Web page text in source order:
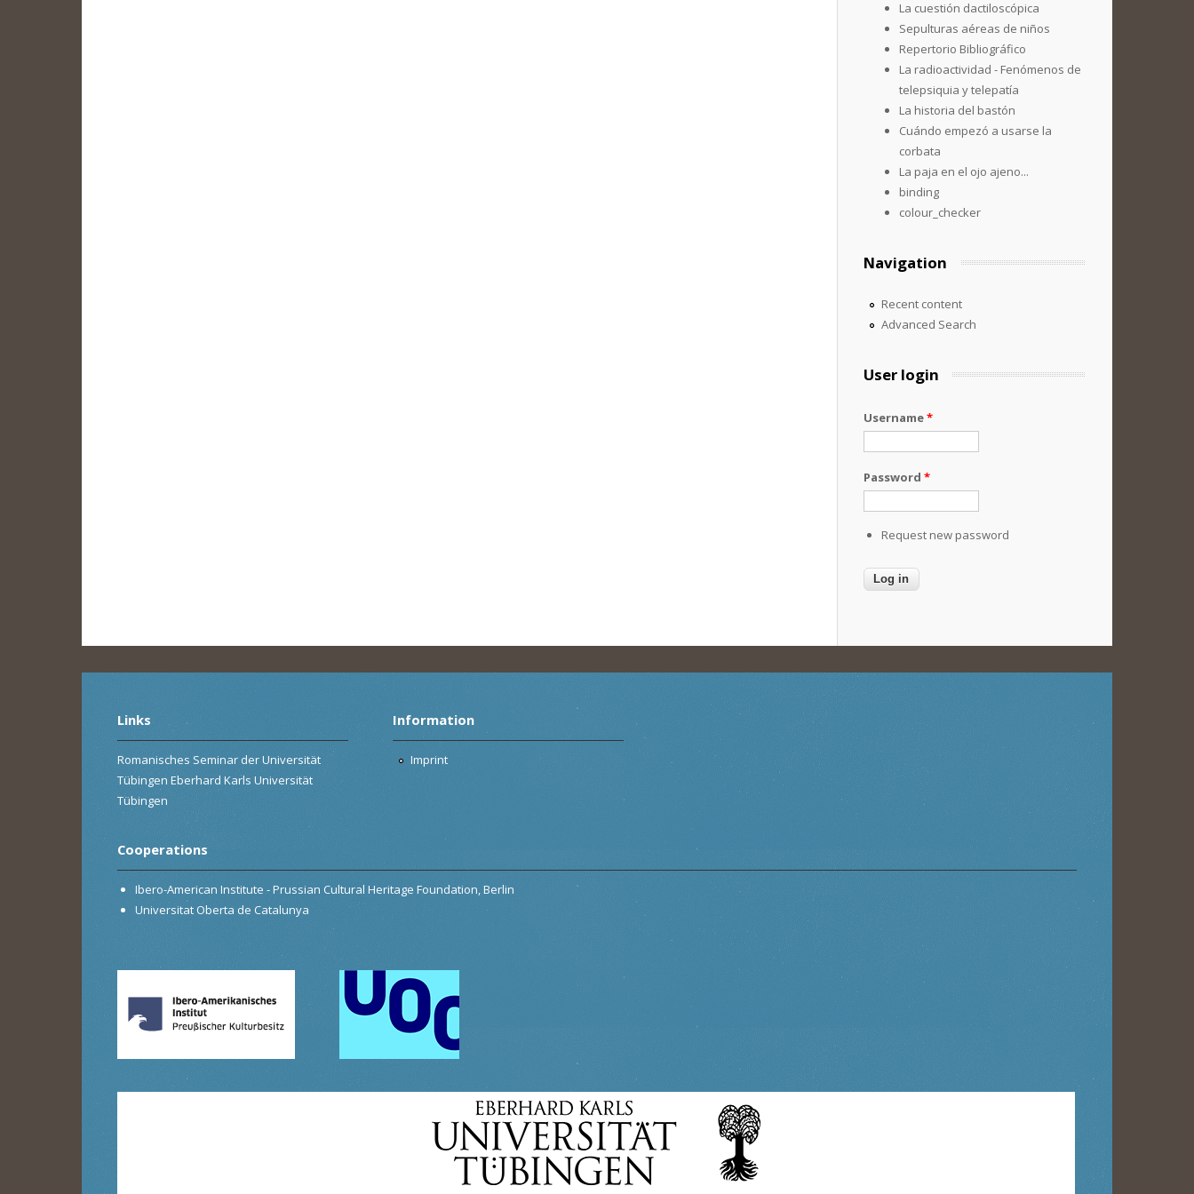
La cuestión dactiloscópica
Sepulturas aéreas de niños
Repertorio Bibliográfico
La radioactividad - Fenómenos de
telepsiquia y telepatía
La historia del bastón
Cuándo empezó a usarse la
corbata
La paja en el ojo ajeno...
binding
colour_checker
Navigation
Recent content
Advanced Search
User login
Username*
Password *
Request new password
Links
Romanisches Seminar der Universität
Tübingen Eberhard Karls Universität
Tübingen
Information
Imprint
Cooperations
Ibero-American Institute - Prussian Cultural Heritage Foundation, Berlin
Universitat Oberta de Catalunya